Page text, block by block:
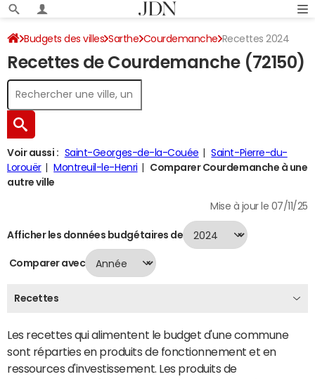
Budgets des villes Sarthe Courdemanche Recettes 2024
Recettes de Courdemanche (72150)
Voir aussi : Saint-Georges-de-la-Couée
Saint-Pierre-du-
Lorouër
Montreuil-le-Henri
Comparer Courdemanche à une
autre ville
Mise à jour le 07/11/25
Afficher les données budgétaires de
Comparer avec
Recettes
Les recettes qui alimentent le budget d'une commune
sont réparties en produits de fonctionnement et en
ressources d'investissement. Les produits de